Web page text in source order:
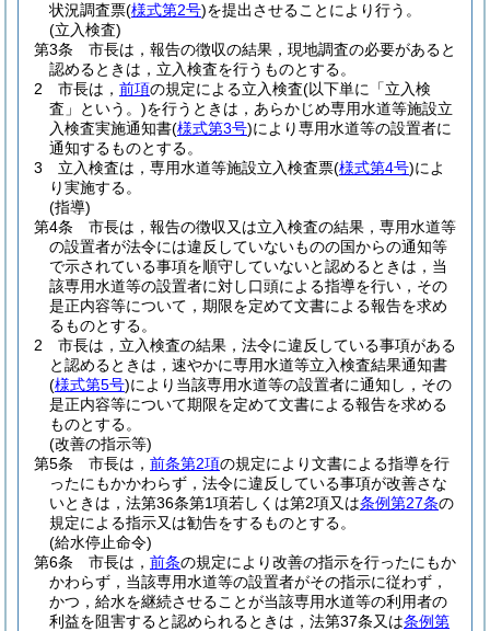
状況調査票(様式第2号)を提出させることにより行う。
(立入検査)
第3条
市長は，報告の徴収の結果，現地調査の必要があると
認めるときは，立入検査を行うものとする。
2
市長は， 前項の規定による立入検査(以下単に「立入検
査」という。)を行うときは，あらかじめ専用水道等施設立
入検査実施通知書(様式第3号)により専用水道等の設置者に
通知するものとする。
3
立入検査は，専用水道等施設立入検査票(様式第4号)によ
り実施する。
(指導)
第4条
市長は，報告の徴収又は立入検査の結果，専用水道等
の設置者が法令には違反していないものの国からの通知等
で示されている事項を順守していないと認めるときは，当
該専用水道等の設置者に対し口頭による指導を行い，その
是正内容等について，期限を定めて文書による報告を求め
るものとする。
2
市長は，立入検査の結果，法令に違反している事項がある
と認めるときは，速やかに専用水道等立入検査結果通知書
(様式第5号)により当該専用水道等の設置者に通知し，その
是正内容等について期限を定めて文書による報告を求める
ものとする。
(改善の指示等)
第5条
市長は， 前条第2項の規定により文書による指導を行
ったにもかかわらず，法令に違反している事項が改善さな
いときは，法第36条第1項若しくは第2項又は条例第27条の
規定による指示又は勧告をするものとする。
(給水停止命令)
第6条
市長は， 前条の規定により改善の指示を行ったにもか
かわらず，当該専用水道等の設置者がその指示に従わず，
かつ，給水を継続させることが当該専用水道等の利用者の
利益を阻害すると認められるときは，法第37条又は条例第